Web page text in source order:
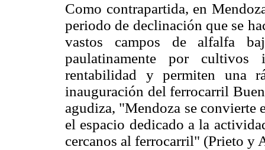
Como contrapartida, en
periodo de declinación que se
vastos campos de alfalfa
paulatinamente por
rentabilidad y permiten una
inauguración del ferrocarril
agudiza, "Mendoza se
el espacio dedicado a la
cercanos al ferrocarril" (Prieto y